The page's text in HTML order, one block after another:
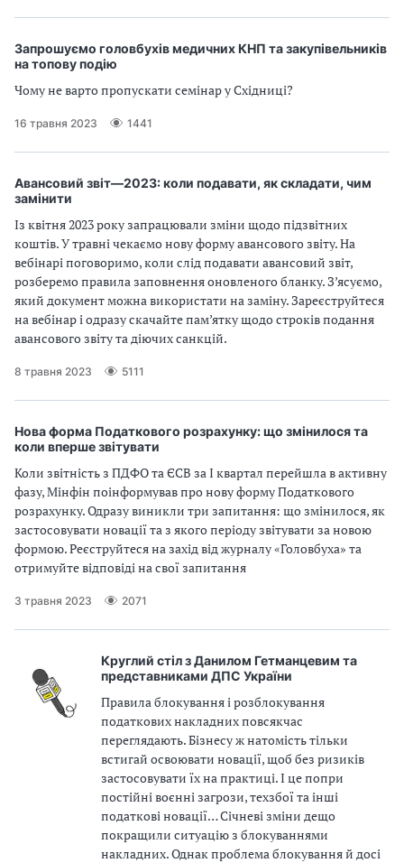
Запрошуємо головбухів медичних КНП та закупівельників
на топову подію
Чому не варто пропускати семінар у Східниці?
16 травня 2023 1441
Авансовий звіт—2023: коли подавати, як складати, чим
замінити
Із квітня 2023 року запрацювали зміни щодо підзвітних
коштів. У травні чекаємо нову форму авансового звіту. На
вебінарі поговоримо, коли слід подавати авансовий звіт,
розберемо правила заповнення оновленого бланку. З’ясуємо,
який документ можна використати на заміну. Зареєструйтеся
на вебінар і одразу скачайте пам’ятку щодо строків подання
авансового звіту та діючих санкцій.
8 травня 2023 5111
Нова форма Податкового розрахунку: що змінилося та
коли вперше звітувати
Коли звітність з ПДФО та ЄСВ за І квартал перейшла в активну
фазу, Мінфін поінформував про нову форму Податкового
розрахунку. Одразу виникли три запитання: що змінилося, як
застосовувати новації та з якого періоду звітувати за новою
формою. Реєструйтеся на захід від журналу «Головбуха» та
отримуйте відповіді на свої запитання
3 травня 2023 2071
Круглий стіл з Данилом Гетманцевим та
представниками ДПС України
Правила блокування і розблокування
податкових накладних повсякчас
переглядають. Бізнесу ж натомість тільки
встигай освоювати новації, щоб без ризиків
застосовувати їх на практиці. І це попри
постійні воєнні загрози, техзбої та інші
податкові новації… Січневі зміни дещо
покращили ситуацію з блокуваннями
накладних. Однак проблема блокування й досі